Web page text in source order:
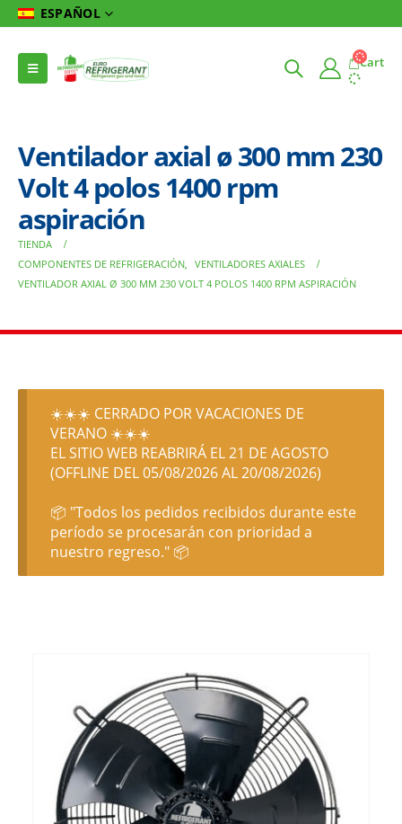
ESPAÑOL
Cart
Ventilador axial ø 300 mm 230
Volt 4 polos 1400 rpm
aspiración
TIENDA
COMPONENTES DE REFRIGERACIÓN, VENTILADORES AXIALES
VENTILADOR AXIAL Ø 300 MM 230 VOLT 4 POLOS 1400 RPM ASPIRACIÓN
☀️☀️☀️ CERRADO POR VACACIONES DE
VERANO ☀️☀️☀️
EL SITIO WEB REABRIRÁ EL 21 DE AGOSTO
(OFFLINE DEL 05/08/2026 AL 20/08/2026)
📦 "Todos los pedidos recibidos durante este
período se procesarán con prioridad a
nuestro regreso." 📦